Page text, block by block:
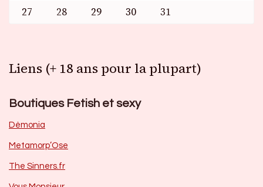
27
28 29 30 31
Liens (+ 18 ans pour la plupart)
Boutiques Fetish et sexy
Dèmonia
Metamorp’Ose
The Sinners.fr